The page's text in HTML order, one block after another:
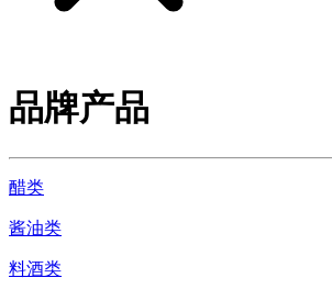
品牌产品
醋类
酱油类
料酒类